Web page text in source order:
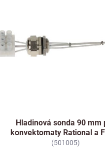
Hladinová sonda 90 mm
konvektomaty Rational a
(501005)